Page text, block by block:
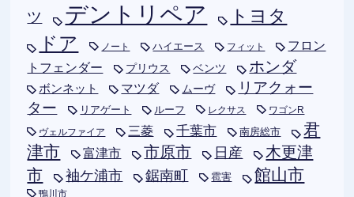
ツ
デントリペア
トヨタ
ドア
ノート ハイエース フィット
フロン
トフェンダー
プリウス ベンツ ホンダ
ボンネット マツダ ムーヴ
リアクォー
ター
リアゲート ルーフ レクサス ワゴンR
ヴェルファイア 三菱 千葉市 南房総市
君
津市
富津市 市原市 日産
木更津
市
袖ケ浦市 鋸南町 雹害 館山市
鴨川市